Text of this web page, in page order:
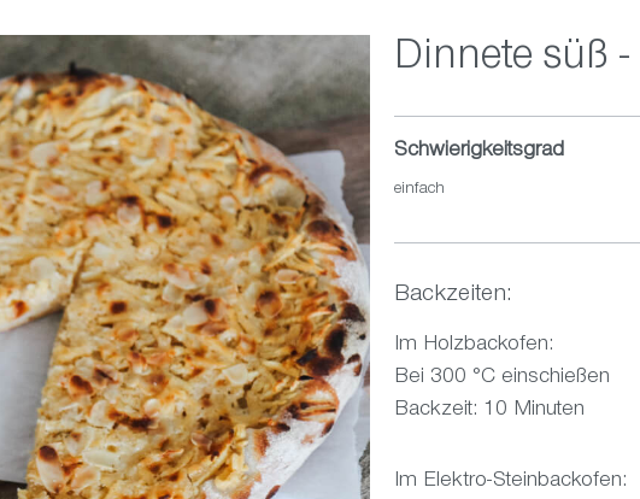
Dinnete süß
Schwierigkeitsgrad
einfach
Backzeiten:
Im Holzbackofen:
Bei 300 °C einschießen
Backzeit: 10 Minuten
Im Elektro-Steinbackofen: